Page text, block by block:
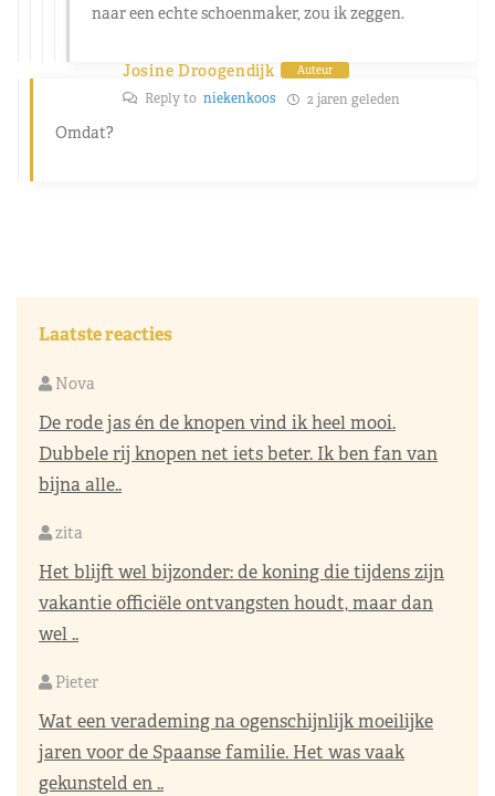
naar een echte schoenmaker, zou ik zeggen.
Josine Droogendijk Auteur
Reply to niekenkoos 2 jaren geleden
Omdat?
Laatste reacties
Nova
De rode jas én de knopen vind ik heel mooi.
Dubbele rij knopen net iets beter. Ik ben fan van
bijna alle..
zita
Het blijft wel bijzonder: de koning die tijdens zijn
vakantie officiële ontvangsten houdt, maar dan
wel ..
Pieter
Wat een verademing na ogenschijnlijk moeilijke
jaren voor de Spaanse familie. Het was vaak
gekunsteld en ..